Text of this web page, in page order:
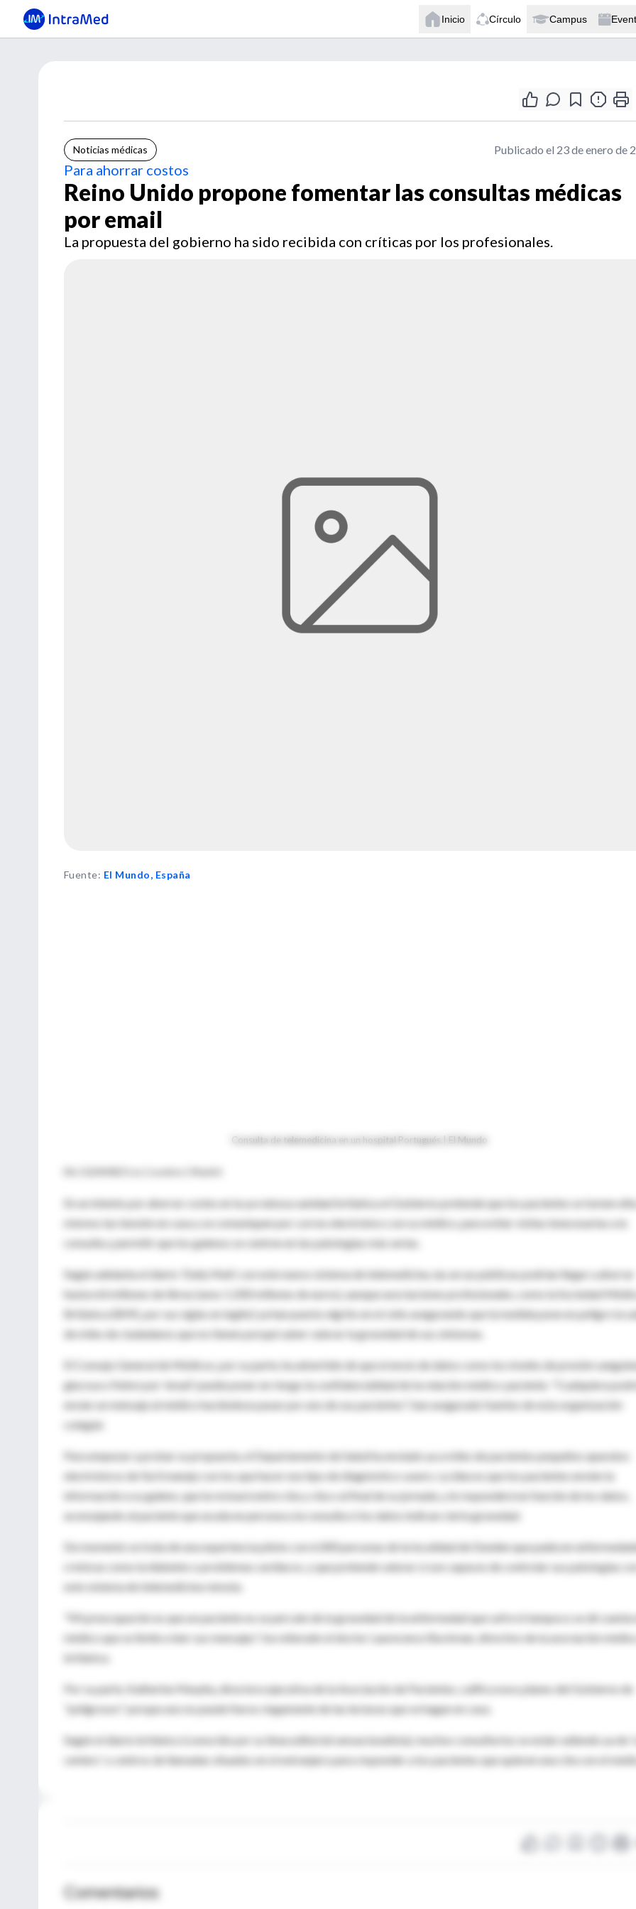
Inicio Círculo Campus
Noticias médicas Publicado el 23 de enero de
Para ahorrar costos
Reino Unido propone fomentar las consultas médicas
por email
La propuesta del gobierno ha sido recibida con críticas por los profesionales.
Fuente: El Mundo, España
Consulta de telemedicina en un hospital Portugués.| El Mundo
En un intento por ahorrar costes en la ya ruinosa sanidad británica el Gobierno pretende que los pacientes se tomen
mismos las tensión en casa y se comuniquen por correo electrónico con su médico, para evitar visitas innecesarias a la
consulta y permitir que los galenos se centren en las patologías más serias.
Según adelanta el diario 'Daily Mail', con este nuevo sistema de telemedicina, las arcas públicas podrían llegar a ahorrar
hasta mil millones de libras (unos 1.200 millones de euros), aunque asociaciones profesionales, como la Sociedad
Británica (BMS, por sus siglas en inglés) ya han puesto elgrito en el cielo asegurando que la medida pone en peligro la
de miles de ciudadanos que no tienen porqué saber valorar la gravedad de sus síntomas.
El Consejo General de Médicos, por su parte, ha advertido de que el envío de datos como los niveles de presión
glucosa o fiebre por 'email' puede poner en riesgo la confidencialidad de la relación médico-paciente. "Cualquiera
enviar un mensaje al médico haciéndose pasar por uno de sus pacientes", han asegurado fuentes de esta organización
colegial.
Para empezar a probar su propuesta, el Departamento de Salud ha enviado ya a miles de pacientes pequeños aparatos
electrónicos de fácil manejo con los que hacer ese tipo de diagnóstico casero. La idea es que los pacientes envíen la
información a su galeno, que la revisará entre cita y cita o al final de su jornada, y le responderá en función de los datos,
aconsejando al paciente que acuda en persona a la consulta si los datos indican cierta gravedad.
De momento se trata de una experiencia piloto con 6.000 personas de la localidad de Dundee que padecen
crónicas como la diabetes o problemas cardiacos, y que pretende valorar si son capaces de controlar sus patologías
este sistema de telemedicina remota.
"Mi preocupación es que un paciente no se percate de la gravedad de la enfermedad que sufre ni tampoco se dé cuenta
médico que se limite a leer sus mensajes", ha reiterado el doctor Laurecence Buckman, directivo de la asociación
británica.
Por su parte, Katherine Murphy, directora ejecutiva de la Asociación de Pacientes, califica esos planes del Gobierno de
"peligrosos" porque uno no puede fiarse ciegamente de las lecturas que se hagan en casa.
Según el diario británico (conocido por su línea editorial sensacionalista), muchos consultorios se están valiendo ya de
centers' o centros de llamadas situados en el extranjero para responder a los pacientes que quieren una cita con el
Comentarios